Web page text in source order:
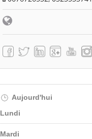
Aujourd'hui
Lundi
Mardi